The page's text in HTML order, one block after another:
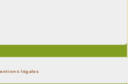
légales